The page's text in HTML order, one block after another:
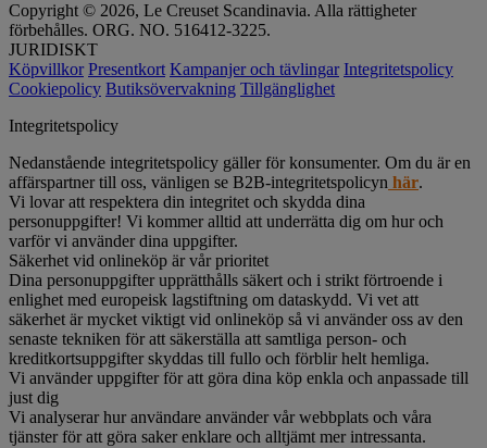
Copyright © 2026, Le Creuset Scandinavia. Alla rättigheter
förbehålles. ORG. NO. 516412-3225.
JURIDISKT
Köpvillkor Presentkort Kampanjer och tävlingar Integritetspolicy
Cookiepolicy Butiksövervakning Tillgänglighet
Integritetspolicy
Nedanstående integritetspolicy gäller för konsumenter. Om du är en
affärspartner till oss, vänligen se B2B-integritetspolicyn här.
Vi lovar att respektera din integritet och skydda dina
personuppgifter! Vi kommer alltid att underrätta dig om hur och
varför vi använder dina uppgifter.
Säkerhet vid onlineköp är vår prioritet
Dina personuppgifter upprätthålls säkert och i strikt förtroende i
enlighet med europeisk lagstiftning om dataskydd. Vi vet att
säkerhet är mycket viktigt vid onlineköp så vi använder oss av den
senaste tekniken för att säkerställa att samtliga person- och
kreditkortsuppgifter skyddas till fullo och förblir helt hemliga.
Vi använder uppgifter för att göra dina köp enkla och anpassade till
just dig
Vi analyserar hur användare använder vår webbplats och våra
tjänster för att göra saker enklare och alltjämt mer intressanta.